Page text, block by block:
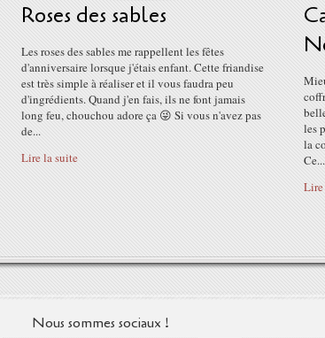
Roses des sables
Les roses des sables me rappellent les fêtes
d'anniversaire lorsque j'étais enfant. Cette friandise
est très simple à réaliser et il vous faudra peu
d'ingrédients. Quand j'en fais, ils ne font jamais
long feu, chouchou adore ça 😜 Si vous n'avez pas
de...
Lire la suite
les
la
Ce...
Lire
Nous sommes sociaux !